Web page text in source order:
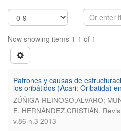
Now showing items 1-1 of 1
Patrones y causas de
los oribátidos (Acari: Oribatida)
ZÚÑIGA-REINOSO,ALVARO;
E. HERNÁNDEZ,CRISTIÁN.
v.86 n.3 2013